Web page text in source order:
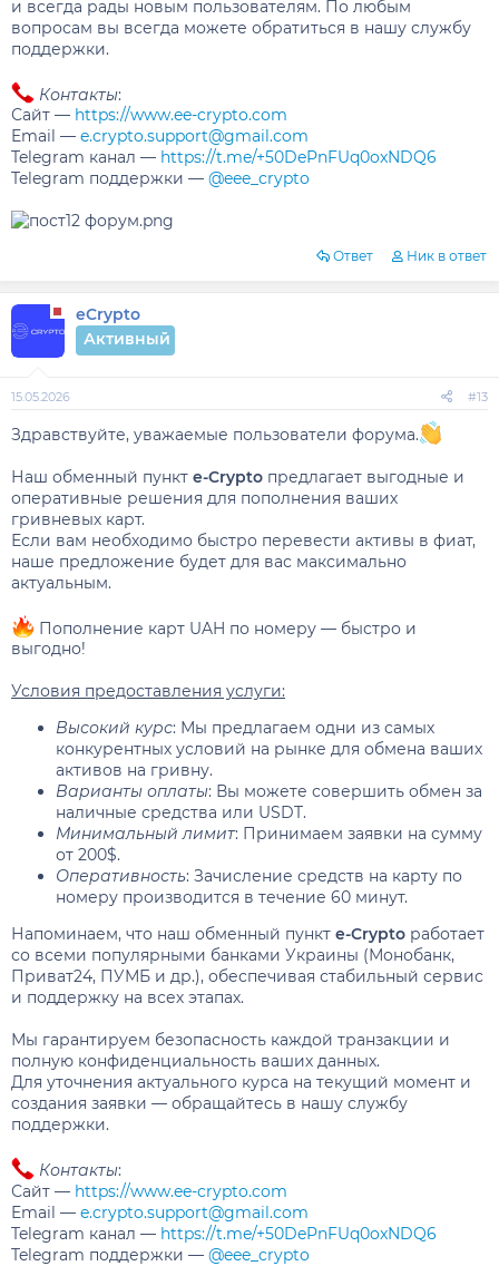
и всегда рады новым пользователям. По любым
вопросам вы всегда можете обратиться в нашу службу
поддержки.
Контакты:
Сайт — https://www.ee-crypto.com
Email — e.crypto.support@gmail.com
Telegram канал — https://t.me/+50DePnFUq0oxNDQ6
Telegram поддержки — @eee_crypto
Ответ Ник в ответ
eCrypto
Активный
15.05.2026 #13
Здравствуйте, уважаемые пользователи форума.
Наш обменный пункт e-Crypto предлагает выгодные и
оперативные решения для пополнения ваших
гривневых карт.
Если вам необходимо быстро перевести активы в фиат,
наше предложение будет для вас максимально
актуальным.
Пополнение карт UAH по номеру — быстро и
выгодно!
Условия предоставления услуги:
Высокий курс: Мы предлагаем одни из самых
конкурентных условий на рынке для обмена ваших
активов на гривну.
Варианты оплаты: Вы можете совершить обмен за
наличные средства или USDT.
Минимальный лимит: Принимаем заявки на сумму
от 200$.
Оперативность: Зачисление средств на карту по
номеру производится в течение 60 минут.
Напоминаем, что наш обменный пункт e-Crypto работает
со всеми популярными банками Украины (Монобанк,
Приват24, ПУМБ и др.), обеспечивая стабильный сервис
и поддержку на всех этапах.
Мы гарантируем безопасность каждой транзакции и
полную конфиденциальность ваших данных.
Для уточнения актуального курса на текущий момент и
создания заявки — обращайтесь в нашу службу
поддержки.
Контакты:
Сайт — https://www.ee-crypto.com
Email — e.crypto.support@gmail.com
Telegram канал — https://t.me/+50DePnFUq0oxNDQ6
Telegram поддержки — @eee_crypto